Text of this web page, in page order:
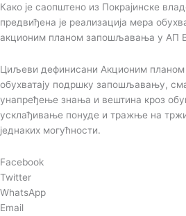
Како је саопштено из Покрајинске
предвиђена је реализација мера
акционим планом запошљавања у АП
Циљеви дефинисани Акционим планом
обухватају подршку запошљавању,
унапређење знања и вештина кроз
усклађивање понуде и тражње на
једнаких могућности.
Facebook
Twitter
WhatsApp
Email